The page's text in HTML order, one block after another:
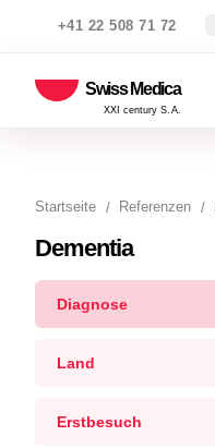
+41 22 508 71 72
Swiss Medica
XXI century S.A.
Startseite Referenzen
Dementia
Diagnose
Land
Erstbesuch